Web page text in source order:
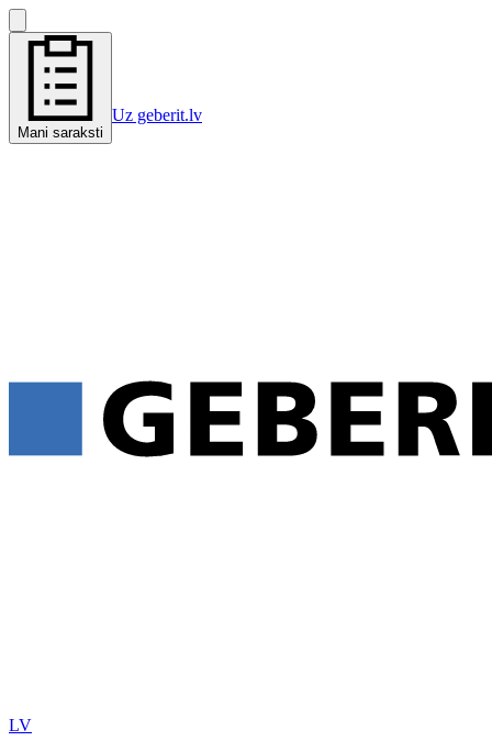
Mani saraksti
Uz geberit.lv
LV